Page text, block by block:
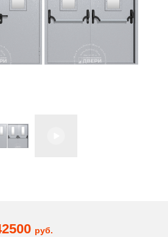
руб.